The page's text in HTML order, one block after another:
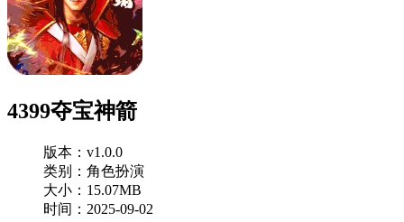
4399夺宝神箭
版本：v1.0.0
类别：角色扮演
大小：15.07MB
时间：2025-09-02